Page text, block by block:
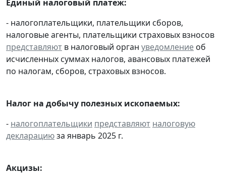
Единый налоговый платеж:
- налогоплательщики, плательщики сборов,
налоговые агенты, плательщики страховых взносов
представляют в налоговый орган уведомление об
исчисленных суммах налогов, авансовых платежей
по налогам, сборов, страховых взносов.
Налог на добычу полезных ископаемых:
- налогоплательщики представляют налоговую
декларациюза январь 2025 г.
Акцизы: